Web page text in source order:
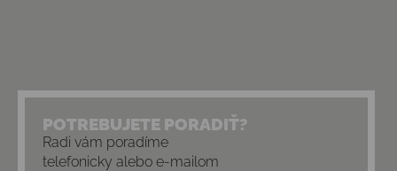
POTREBUJETE PORADIŤ?
Radi vám poradíme
telefonicky alebo e-mailom